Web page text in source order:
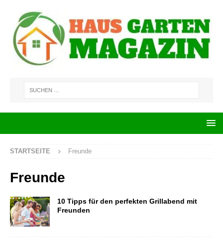
STARTSEITE Freunde
Freunde
10 Tipps für den perfekten Grillabend mit
Freunden